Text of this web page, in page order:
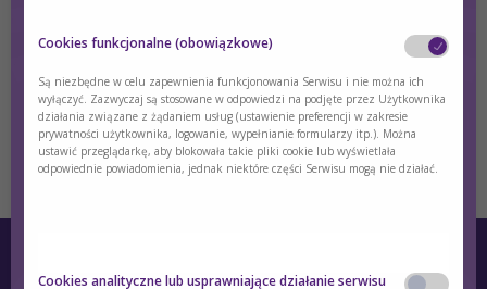
Nie pamiętasz hasła?Zresetuj hasło
Nie masz konta?Zarejestruj się
dietetyki?
Cookies funkcjonalne (obowiązkowe)
Są niezbędne w celu zapewnienia funkcjonowania Serwisu i nie można ich
wyłączyć. Zazwyczaj są stosowane w odpowiedzi na podjęte przez Użytkownika
działania związane z żądaniem usług (ustawienie preferencji w zakresie
prywatności użytkownika, logowanie, wypełnianie formularzy itp.). Można
ustawić przeglądarkę, aby blokowała takie pliki cookie lub wyświetlała
odpowiednie powiadomienia, jednak niektóre części Serwisu mogą nie działać.
Cookies analityczne lub usprawniające działanie serwisu